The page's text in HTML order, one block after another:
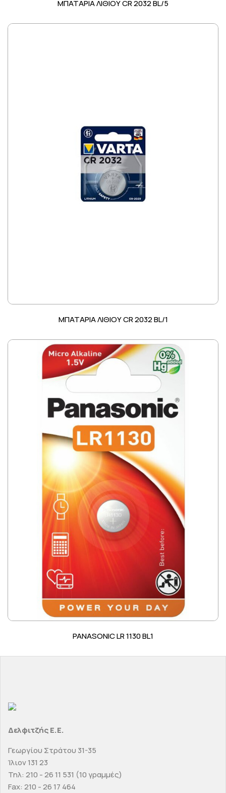
ΜΠΑΤΑΡΙΑ ΛΙΘΙΟΥ CR 2032 BL/5
ΜΠΑΤΑΡΙΑ ΛΙΘΙΟΥ CR 2032 BL/1
PANASONIC LR 1130 BL1
Δελφιτζής Ε.Ε.
Γεωργίου Στράτου 31-35
Ίλιον 131 23
Τηλ: 210 - 26 11 531 (10 γραμμές)
Fax: 210 - 26 17 464